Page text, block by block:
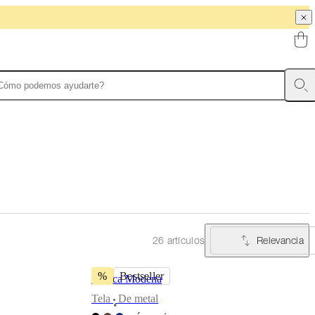
26 artículos Relevancia
% Bestseller
Butaca Modena
Tela
•
De metal